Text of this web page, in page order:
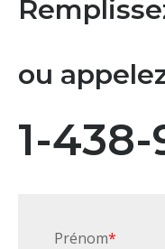
ou
1-
Prénom*